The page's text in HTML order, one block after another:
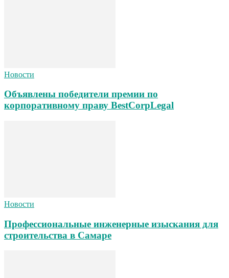
Новости
Объявлены победители премии по
корпоративному праву BestCorpLegal
Новости
Профессиональные инженерные изыскания для
строительства в Самаре